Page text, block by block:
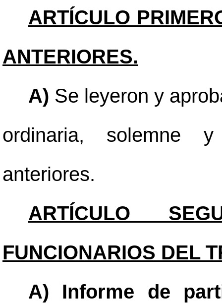
ARTÍCULO
ANTERIORES.
A) Se leyeron y
ordinaria, solemne y
anteriores.
ARTÍCULO
FUNCIONARIOS DEL
A) Informe de